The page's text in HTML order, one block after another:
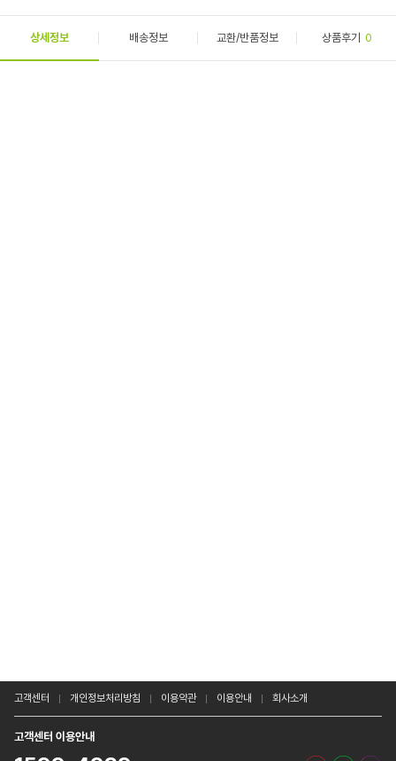
상세정보 배송정보 교환/반품정보 상품후기 0
고객센터 개인정보처리방침 이용약관 이용안내 회사소개
고객센터 이용안내